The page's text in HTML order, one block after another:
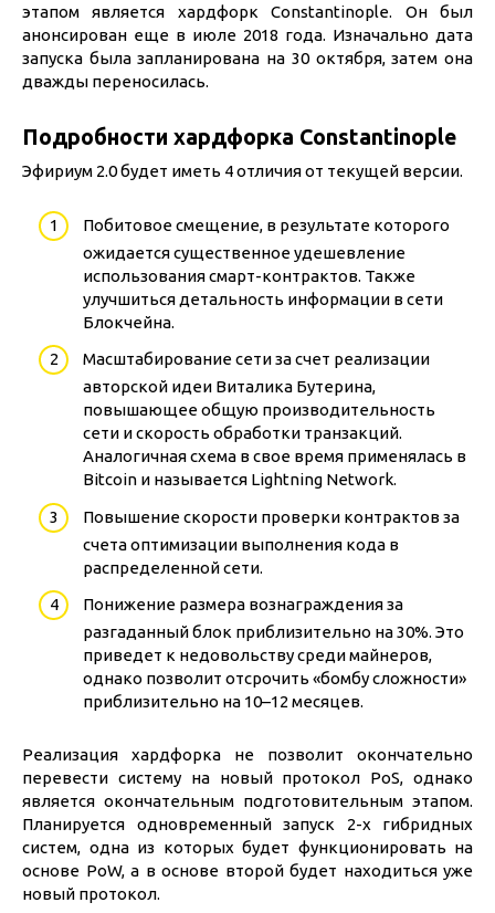
этапом является хардфорк Constantinople. Он был
анонсирован еще в июле 2018 года. Изначально дата
запуска была запланирована на 30 октября, затем она
дважды переносилась.
Подробности хардфорка Constantinople
Эфириум 2.0 будет иметь 4 отличия от текущей версии.
Побитовое смещение, в результате которого
ожидается существенное удешевление
использования смарт-контрактов. Также
улучшиться детальность информации в сети
Блокчейна.
Масштабирование сети за счет реализации
авторской идеи Виталика Бутерина,
повышающее общую производительность
сети и скорость обработки транзакций.
Аналогичная схема в свое время применялась в
Bitcoin и называется Lightning Network.
Повышение скорости проверки контрактов за
счета оптимизации выполнения кода в
распределенной сети.
Понижение размера вознаграждения за
разгаданный блок приблизительно на 30%. Это
приведет к недовольству среди майнеров,
однако позволит отсрочить «бомбу сложности»
приблизительно на 10–12 месяцев.
Реализация хардфорка не позволит окончательно
перевести систему на новый протокол PoS, однако
является окончательным подготовительным этапом.
Планируется одновременный запуск 2-х гибридных
систем, одна из которых будет функционировать на
основе PoW, а в основе второй будет находиться уже
новый протокол.